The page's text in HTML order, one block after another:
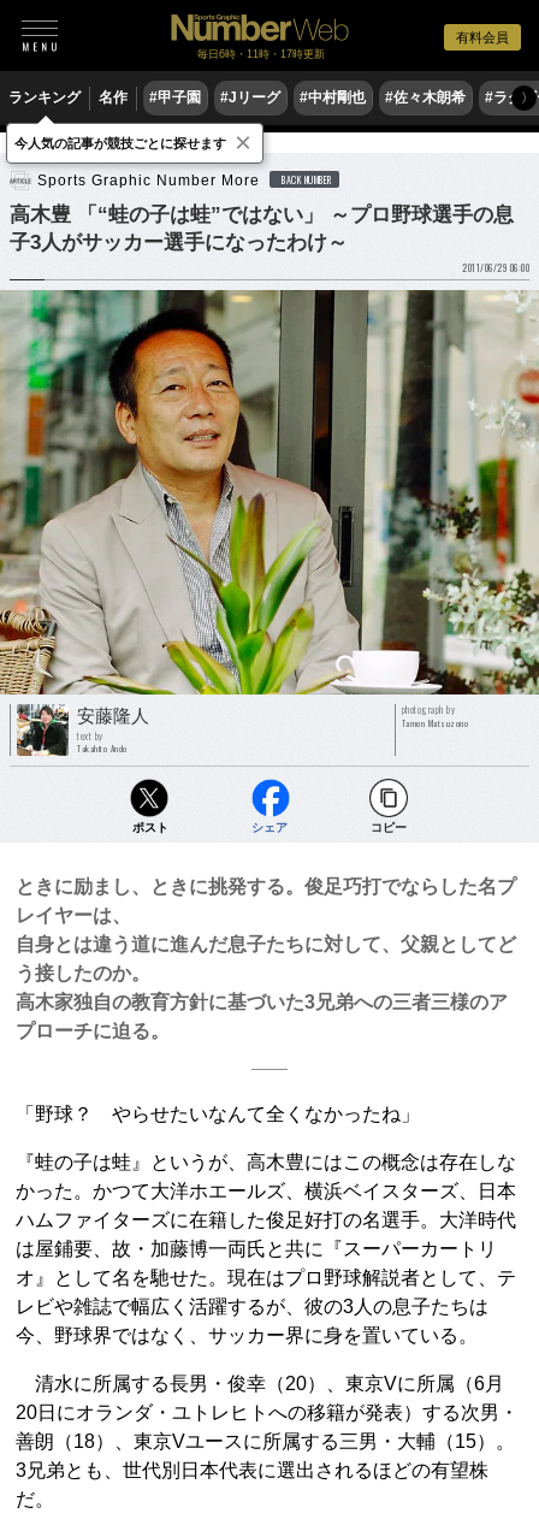
有料会員
毎日6時・11時・17時更新
ランキング 名作 #甲子園 #Jリーグ #中村剛也 #佐々木朗希 #ラグ〉
サッカー Jリーグ
Sports Graphic Number More BACK NUMBER
高木豊 「“蛙の子は蛙”ではない」 ～プロ野球選手の息
子3人がサッカー選手になったわけ～
2011/06/29 06:00
安藤隆人
text by
Takahito Ando
photograph by
Tamon Matsuzono
ポスト シェア コピー
ときに励まし、ときに挑発する。俊足巧打でならした名プ
レイヤーは、
自身とは違う道に進んだ息子たちに対して、父親としてど
う接したのか。
高木家独自の教育方針に基づいた3兄弟への三者三様のア
プローチに迫る。
「野球？ やらせたいなんて全くなかったね」
『蛙の子は蛙』というが、高木豊にはこの概念は存在しな
かった。かつて大洋ホエールズ、横浜ベイスターズ、日本
ハムファイターズに在籍した俊足好打の名選手。大洋時代
は屋鋪要、故・加藤博一両氏と共に『スーパーカートリ
オ』として名を馳せた。現在はプロ野球解説者として、テ
レビや雑誌で幅広く活躍するが、彼の3人の息子たちは
今、野球界ではなく、サッカー界に身を置いている。
清水に所属する長男・俊幸（20）、東京Vに所属（6月
20日にオランダ・ユトレヒトへの移籍が発表）する次男・
善朗（18）、東京Vユースに所属する三男・大輔（15）。
3兄弟とも、世代別日本代表に選出されるほどの有望株
だ。
今人気の記事が競技ごとに探せます ×